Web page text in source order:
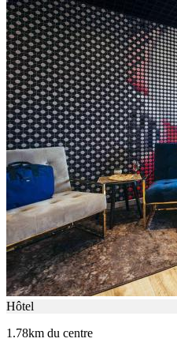
Hôtel
1.78km du centre